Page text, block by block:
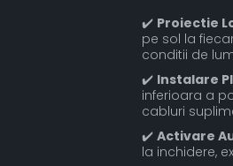
✔️ Proiectie
pe sol la
conditii de
✔️ Instalare
inferioara a
cabluri
✔️ Activare
la inchidere,